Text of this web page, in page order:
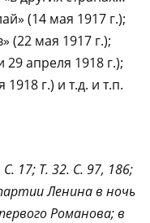
(14 мая 1917 г.);
(22 мая 1917 г.);
апреля 1918 г.);
г.) и т.д. и т.п.
17; Т. 32. С. 97, 186;
Ленина в ночь
Романова; в